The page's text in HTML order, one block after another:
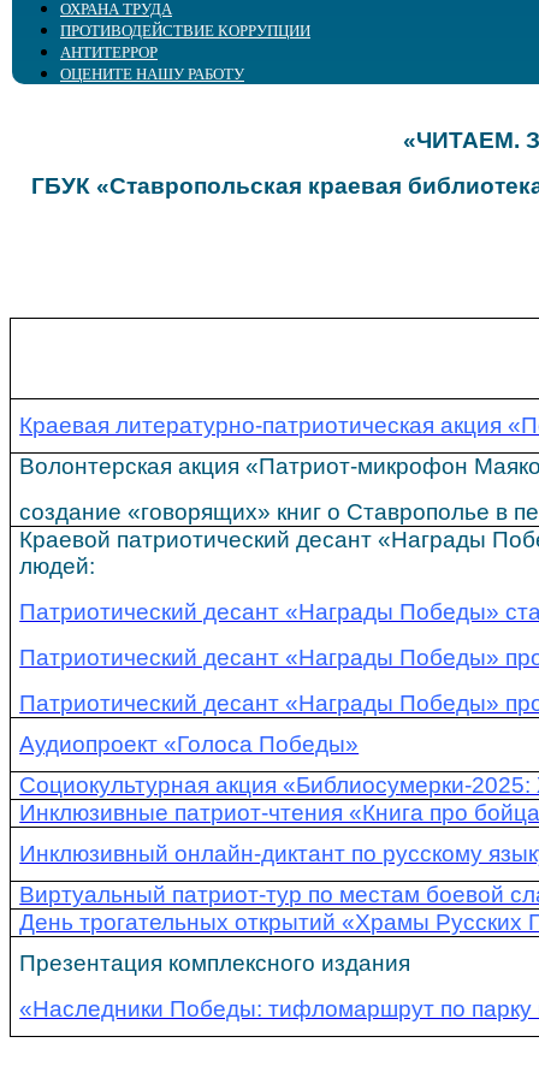
ОХРАНА ТРУДА
ПРОТИВОДЕЙСТВИЕ КОРРУПЦИИ
АНТИТЕРРОР
ОЦЕНИТЕ НАШУ РАБОТУ
«ЧИТАЕМ.
ГБУК «Ставропольская краевая
Краевая литературно-патриотическая акция
Волонтерская акция «Патриот-микрофон
создание «говорящих» книг о Ставрополье в
Краевой патриотический десант «Награды
людей:
Патриотический десант «Награды Победы»
Патриотический десант «Награды Победы»
Патриотический десант «Награды Победы»
Аудиопроект «Голоса Победы»
Социокультурная акция «Библиосумерки-
Инклюзивные патриот-чтения «Книга про
Инклюзивный онлайн-диктант по русскому
Виртуальный патриот-тур по местам боевой
День трогательных открытий «Храмы
Презентация комплексного издания
«Наследники Победы: тифломаршрут по парку